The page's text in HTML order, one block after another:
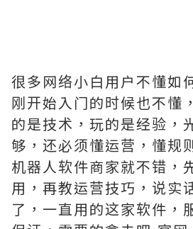
很多网络小白用户不懂如
刚开始入门的时候也不懂
的是技术，玩的是经验，
够，还必须懂运营，懂规
机器人软件商家就不错，
用，再教运营技巧，说实
了，一直用的这家软件，